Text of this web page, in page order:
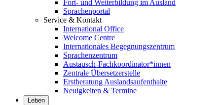
Fort- und Weiterbildung im Ausland
Sprachenportal
Service & Kontakt
International Office
Welcome Centre
Internationales Begegnungszentrum
Sprachenzentrum
Austausch-Fachkoordinator*innen
Zentrale Übersetzerstelle
Erstberatung Auslandsaufenthalte
Neuigkeiten & Termine
Leben